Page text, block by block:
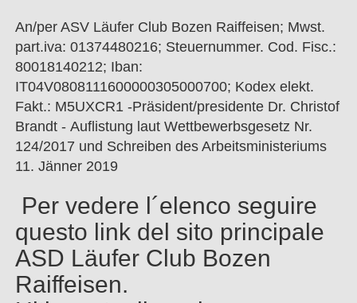
An/per ASV Läufer Club Bozen Raiffeisen; Mwst.
part.iva: 01374480216; Steuernummer. Cod. Fisc.:
80018140212; Iban:
IT04V0808111600000305000700; Kodex elekt.
Fakt.: M5UXCR1 -Präsident/presidente Dr. Christof
Brandt - Auflistung laut Wettbewerbsgesetz Nr.
124/2017 und Schreiben des Arbeitsministeriums
11. Jänner 2019
Per vedere l´elenco seguire
questo link del sito principale
ASD Läufer Club Bozen
Raiffeisen.